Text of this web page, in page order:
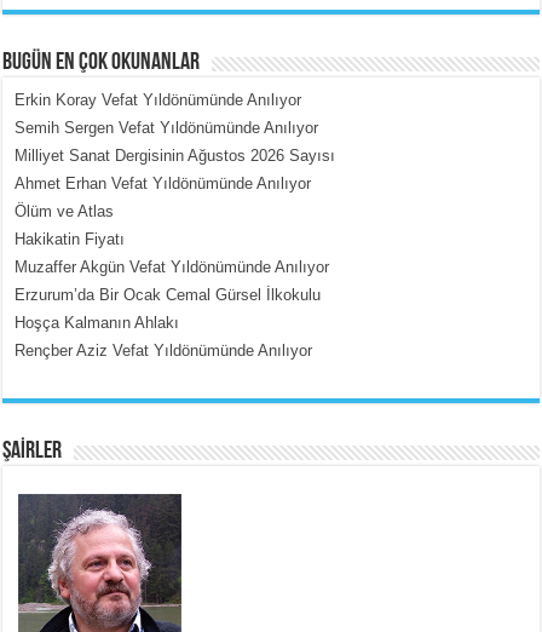
MEHMET ÇOBAN
İçerdeki Put Dışardaki Maskeler...
SATILMIŞ ÜMİT ÇETİNKAYA
BUGÜN EN ÇOK OKUNANLAR
Erkin Koray Vefat Yıldönümünde Anılıyor
Semih Sergen Vefat Yıldönümünde Anılıyor
Milliyet Sanat Dergisinin Ağustos 2026 Sayısı
Ahmet Erhan Vefat Yıldönümünde Anılıyor
Ölüm ve Atlas
Hakikatin Fiyatı
Muzaffer Akgün Vefat Yıldönümünde Anılıyor
Erzurum’da Bir Ocak Cemal Gürsel İlkokulu
Hoşça Kalmanın Ahlakı
Rençber Aziz Vefat Yıldönümünde Anılıyor
ŞAİRLER